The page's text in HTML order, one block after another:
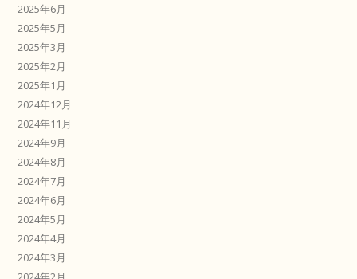
2025年6月
2025年5月
2025年3月
2025年2月
2025年1月
2024年12月
2024年11月
2024年9月
2024年8月
2024年7月
2024年6月
2024年5月
2024年4月
2024年3月